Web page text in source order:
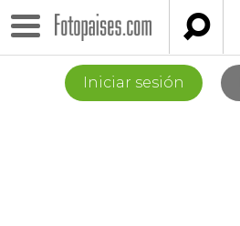

Iniciar sesión